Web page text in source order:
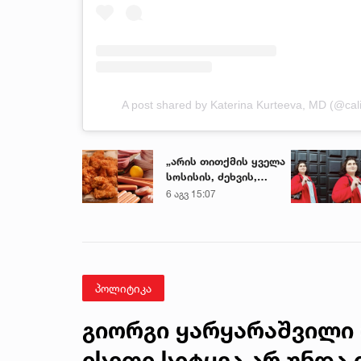
A post shared by Katerina Kurteeva, MD
„არის თითქმის ყველა
სოსისის, ძეხვის,
ქათმის „ნაგეთსებსა“
6 აგვ 15:07
პოლიტიკა
გიორგი ყარყარაშვილი